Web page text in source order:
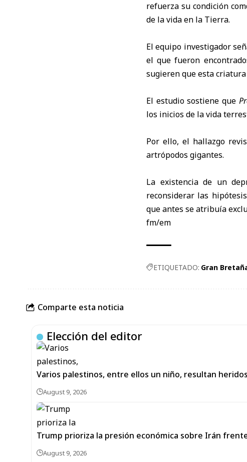
refuerza su condición
de la vida en la Tierra.
El equipo investigador
el que fueron
sugieren que esta
El estudio sostiene que
los inicios de la vida
Por ello, el hallazgo
artrópodos gigantes.
La existencia de un
reconsiderar las
que antes se atribuía
fm/em
ETIQUETADO: Gran
Comparte esta noticia
Elección del editor
Varios palestinos, entre ellos un niño, resultan
August 9, 2026
Trump prioriza la presión económica sobre Irán
August 9, 2026